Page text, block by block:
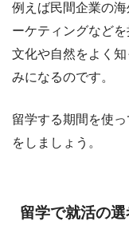
例えば民間企業の
ーケティングなど
文化や自然をよく
みになるのです。
留学する期間を使
をしましょう。
留学で就活の